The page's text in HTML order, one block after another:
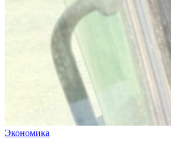
Экономика